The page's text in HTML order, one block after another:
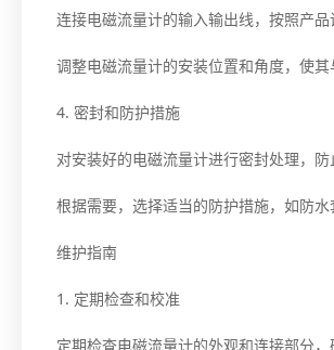
连接电磁流量计的输入输出线，按照产品
调整电磁流量计的安装位置和角度，使
4. 密封和防护措施
对安装好的电磁流量计进行密封处理，防
根据需要，选择适当的防护措施，如防
维护指南
1. 定期检查和校准
定期检查电磁流量计的外观和连接部分，